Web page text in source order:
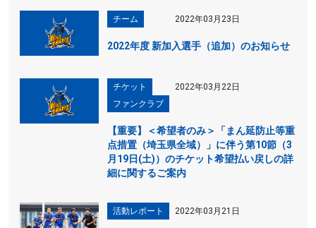
チーム 2022年03月23日
2022年度 新加入選手（追加）のお知らせ
チケット
ファンクラブ
2022年03月22日
【重要】＜希望者のみ＞「まん延防止等重
点措置（埼玉県全域）」に伴う第10節（3
月19日(土)）のチケット希望払い戻しの詳
細に関するご案内
活動レポート 2022年03月21日